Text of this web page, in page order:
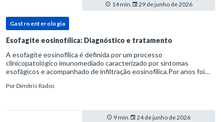
14 min. 29 de junho de 2026
Gastroenterologia
Esofagite eosinofílica: Diagnóstico e tratamento
A esofagite eosinofílica é definida por um processo
clinicopatológico imunomediado caracterizado por sintomas
esofágicos e acompanhado de infiltração eosinofílica.Por anos foi
refluxo gastr
PorDimitris Rados
9 min. 24 de junho de 2026